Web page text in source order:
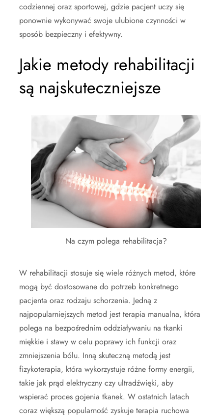
codziennej oraz sportowej, gdzie pacjent uczy się
ponownie wykonywać swoje ulubione czynności w
sposób bezpieczny i efektywny.
Jakie metody rehabilitacji
są najskuteczniejsze
Na czym polega rehabilitacja?
W rehabilitacji stosuje się wiele różnych metod, które
mogą być dostosowane do potrzeb konkretnego
pacjenta oraz rodzaju schorzenia. Jedną z
najpopularniejszych metod jest terapia manualna, która
polega na bezpośrednim oddziaływaniu na tkanki
miękkie i stawy w celu poprawy ich funkcji oraz
zmniejszenia bólu. Inną skuteczną metodą jest
fizykoterapia, która wykorzystuje różne formy energii,
takie jak prąd elektryczny czy ultradźwięki, aby
wspierać proces gojenia tkanek. W ostatnich latach
coraz większą popularność zyskuje terapia ruchowa